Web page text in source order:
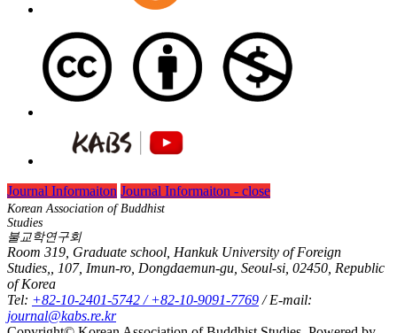
Journal Informaiton Journal Informaiton - close
Korean Association of Buddhist
Studies
불교학연구회
Room 319, Graduate school, Hankuk University of Foreign
Studies,, 107, Imun-ro, Dongdaemun-gu, Seoul-si, 02450, Republic
of Korea
Tel: +82-10-2401-5742 / +82-10-9091-7769 / E-mail:
journal@kabs.re.kr